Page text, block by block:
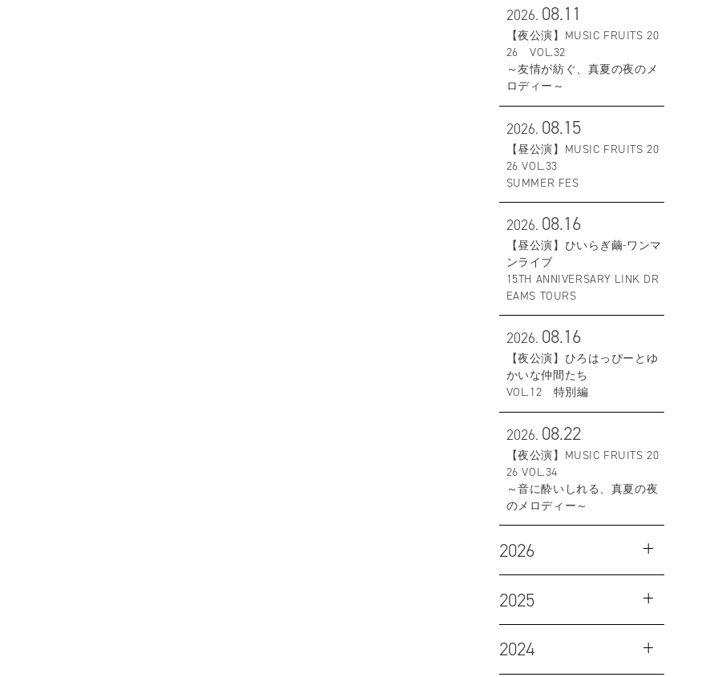
2026. 08.11
【夜公演】MUSIC FRUITS 20
26 VOL.32
～友情が紡ぐ、真夏の夜のメ
ロディー～
2026. 08.15
【昼公演】MUSIC FRUITS 20
26 VOL.33
SUMMER FES
2026. 08.16
【昼公演】ひいらぎ繭-ワンマ
ンライブ
15TH ANNIVERSARY LINK DR
EAMS TOURS
2026. 08.16
【夜公演】ひろはっぴーとゆ
かいな仲間たち
VOL.12 特別編
2026. 08.22
【夜公演】MUSIC FRUITS 20
26 VOL.34
～音に酔いしれる、真夏の夜
のメロディー～
2026
2025
2024